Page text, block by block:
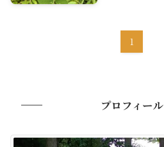
1
プロフィール